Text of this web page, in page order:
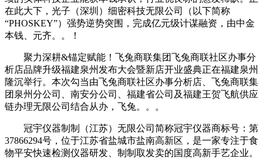
在此大下，光子（深圳）细密科技无限公司（以下简称
“PHOSKEY”）强势逆势突围，完成亿元级计谋融资，由中金
本钱、元齐。。！
聚力深耕&锚定赋能！飞兔商联集团飞兔商联社区办事分
析店品牌升级福建泉州发布大会暨新店开业盛典正在福建泉州
隆沉举行。本次勾当由飞兔商联社区办事分析店、飞兔商联集
团泉州分公司、南安分公司、福建省公司及福建王贺飞航供应
链办理无限公司结合从办，飞兔。。。
冠宇仪器制制（江苏）无限公司简称冠宇仪器商标号：第
37866294号，位于江苏省盐城市盐南高新区，是一家专注于食
物平安快速检测仪器研发、制制取发卖的国度高新手艺企业。